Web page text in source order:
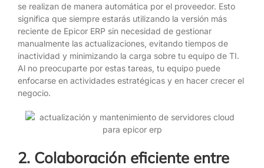
se realizan de manera automática por el proveedor. Esto
significa que siempre estarás utilizando la versión más
reciente de Epicor ERP sin necesidad de gestionar
manualmente las actualizaciones, evitando tiempos de
inactividad y minimizando la carga sobre tu equipo de TI.
Al no preocuparte por estas tareas, tu equipo puede
enfocarse en actividades estratégicas y en hacer crecer el
negocio.
2. Colaboración eficiente entre